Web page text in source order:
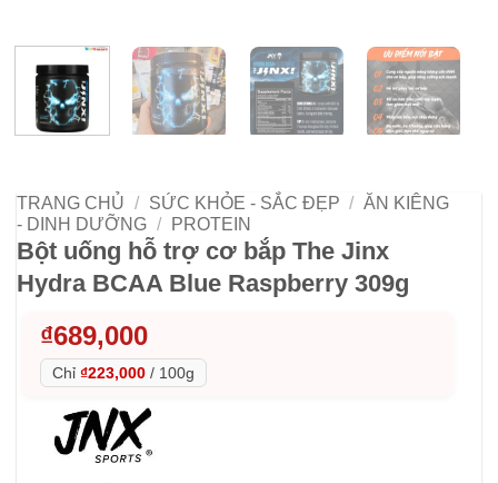
TRANG CHỦ / SỨC KHỎE - SẮC ĐẸP / ĂN KIÊNG
- DINH DƯỠNG / PROTEIN
Bột uống hỗ trợ cơ bắp The Jinx
Hydra BCAA Blue Raspberry 309g
₫689,000
Chỉ ₫223,000 / 100g